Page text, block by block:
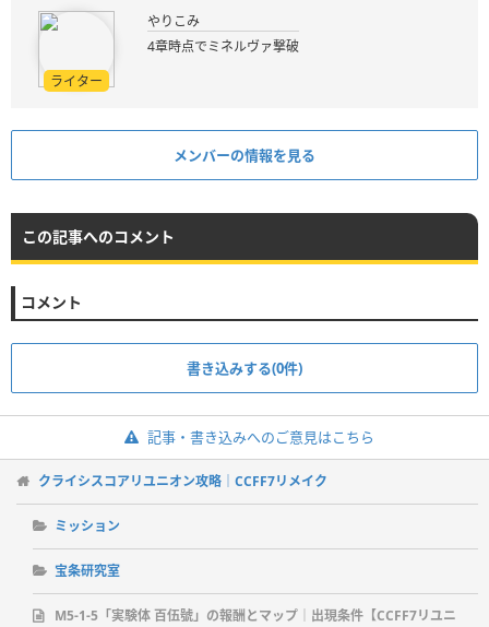
ライター
やりこみ
4章時点でミネルヴァ撃破
メンバーの情報を見る
この記事へのコメント
コメント
書き込みする(0件)
記事・書き込みへのご意見はこちら
クライシスコアリユニオン攻略｜CCFF7リメイク
ミッション
宝条研究室
M5-1-5「実験体 百伍號」の報酬とマップ｜出現条件【CCFF7リユニ